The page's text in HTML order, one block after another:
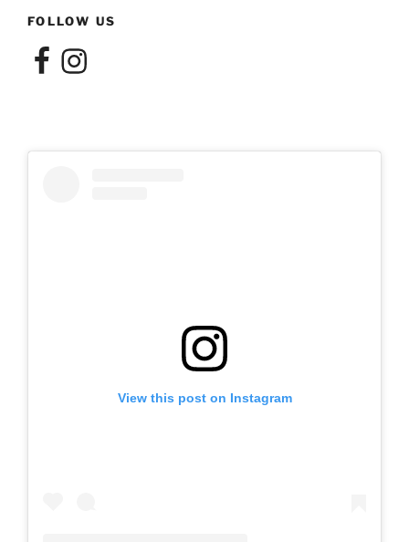
FOLLOW US
FacebookInstagram
View this post on Instagram